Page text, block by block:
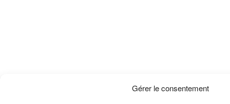
Gérer le consentement